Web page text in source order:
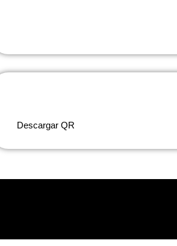
Descargar QR